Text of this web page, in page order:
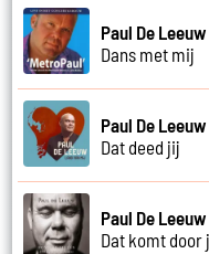
Paul De
Dans met mij
Paul De
Dat deed jij
Paul De Leeuw
Dat komt door